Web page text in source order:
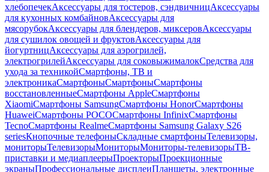
хлебопечекАксессуары для тостеров, сэндвичницАксессуары
для кухонных комбайновАксессуары для
мясорубокАксессуары для блендеров, миксеровАксессуары
для сушилок овощей и фруктовАксессуары для
йогуртницАксессуары для аэрогрилей,
электрогрилейАксессуары для соковыжималокСредства для
ухода за техникойСмартфоны, ТВ и
электроникаСмартфоныСмартфоныСмартфоны
восстановленныеСмартфоны AppleСмартфоны
XiaomiСмартфоны SamsungСмартфоны HonorСмартфоны
HuaweiСмартфоны POCOСмартфоны InfinixСмартфоны
TecnoСмартфоны RealmeСмартфоны Samsung Galaxy S26
seriesКнопочные телефоныСкладные смартфоныТелевизоры,
мониторыТелевизорыМониторыМониторы-телевизорыТВ-
приставки и медиаплеерыПроекторыПроекционные
экраныПрофессиональные дисплеиПланшеты, электронные